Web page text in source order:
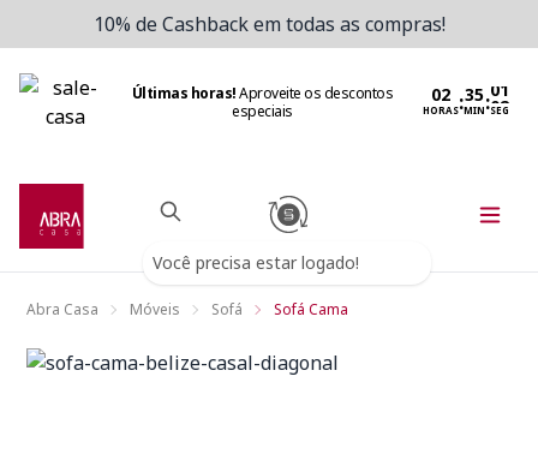
10% de Cashback em todas as compras!
Últimas horas!Aproveite os descontos
especiais
HORAS:MIN:SEG
Você precisa estar logado!
Abra Casa Móveis Sofá Sofá Cama